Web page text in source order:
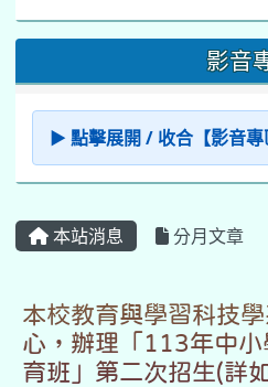
影音
▶ 點擊展開 / 收合【影音專
本站消息 分月文章
本校教育與學習科技
心，辦理「113年中
育班」第二次招生(詳